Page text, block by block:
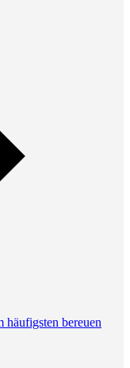
häufigsten bereuen